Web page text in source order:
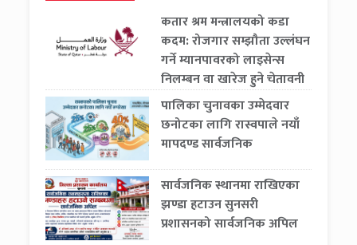
कतार श्रम मन्त्रालयको कडा
कदम: रोजगार सम्झौता उल्लंघन
गर्ने म्यानपावरको लाइसेन्स
निलम्बन वा खारेज हुने चेतावनी
पालिका चुनावका उम्मेदवार
छनोटका लागि रास्वपाले नयाँ
मापदण्ड सार्वजनिक
सार्वजनिक स्थानमा राखिएका
झण्डा हटाउन सुनसरी
प्रशासनको सार्वजनिक अपिल